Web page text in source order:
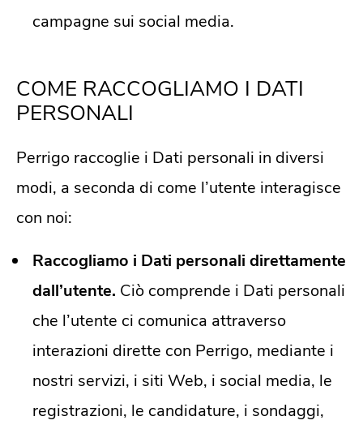
campagne sui social media.
COME RACCOGLIAMO I DATI
PERSONALI
Perrigo raccoglie i Dati personali in diversi
modi, a seconda di come l’utente interagisce
con noi:
Raccogliamo i Dati personali direttamente
dall’utente. Ciò comprende i Dati personali
che l’utente ci comunica attraverso
interazioni dirette con Perrigo, mediante i
nostri servizi, i siti Web, i social media, le
registrazioni, le candidature, i sondaggi,